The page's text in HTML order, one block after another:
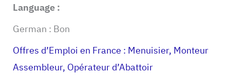
Language :
German : Bon
Offres d’Emploi en France : Menuisier, Monteur
Assembleur, Opérateur d’Abattoir